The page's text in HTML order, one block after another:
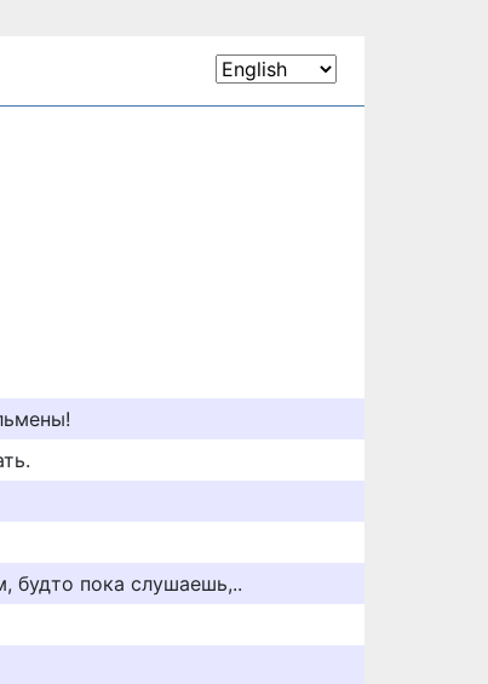
будто пока слушаешь,..